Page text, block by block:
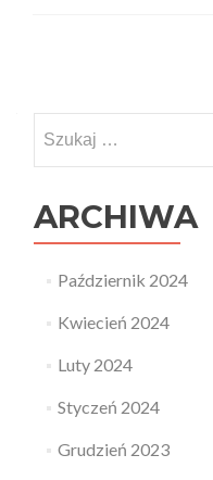
navigation
ARCHIWA
Październik 2024
Kwiecień 2024
Luty 2024
Styczeń 2024
Grudzień 2023